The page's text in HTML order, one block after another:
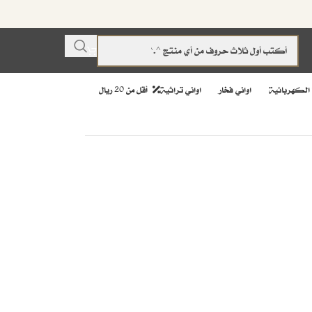
الكهربائية اواني فخار اواني تراثية أقل من 20 ريال